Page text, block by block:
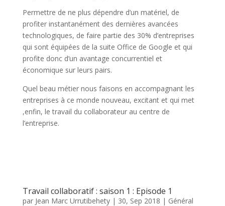
Permettre de ne plus dépendre d’un matériel, de
profiter instantanément des dernières avancées
technologiques, de faire partie des 30% d’entreprises
qui sont équipées de la suite Office de Google et qui
profite donc d’un avantage concurrentiel et
économique sur leurs pairs.
Quel beau métier nous faisons en accompagnant les
entreprises à ce monde nouveau, excitant et qui met
,enfin, le travail du collaborateur au centre de
l’entreprise.
Travail collaboratif : saison 1 : Episode 1
par Jean Marc Urrutibehety| 30, Sep 2018 | Général